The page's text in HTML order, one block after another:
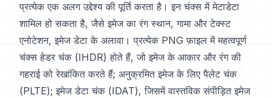
प्रत्येक एक अलग उद्देश्य की पूर्ति करता है। इन चंक्स में मेटाडेटा
शामिल हो सकता है, जैसे इमेज का रंग स्थान, गामा और टेक्स्ट
एनोटेशन, इमेज डेटा के अलावा। प्रत्येक PNG फ़ाइल में महत्वपूर्ण
चंक्स हेडर चंक (IHDR) होते हैं, जो इमेज के आकार और रंग की
गहराई को रेखांकित करते हैं; अनुक्रमित इमेज के लिए पैलेट चंक
(PLTE); इमेज डेटा चंक (IDAT), जिसमें वास्तविक संपीड़ित इमेज